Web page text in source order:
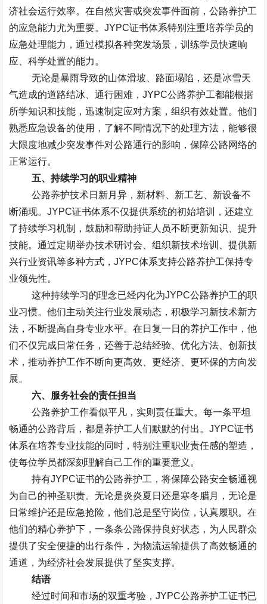
济社会运行效率。在自然灾害或突发事件面前，公路养护工
的应急能力尤为重要。JYPC证书体系特别注重培养学员的
应急处理能力，通过模拟各种突发场景，训练学员快速响
应、科学处置的能力。
无论是暴雨导致的山体滑坡、路面塌陷，还是冰雪天
气造成的道路结冰、通行困难，JYPC公路养护工都能根据
所学知识和技能，迅速制定应对方案，组织有效处置。他们
熟悉应急设备的使用，了解不同情况下的处理方法，能够很
大限度地减少突发事件对公路通行的影响，保障公路网络的
正常运行。
五、持续学习的职业精神
公路养护技术日新月异，新材料、新工艺、新设备不
断涌现。JYPC证书体系不仅提供系统的初始培训，还建立
了持续学习机制，鼓励和帮助持证人员不断更新知识、提升
技能。通过定期举办技术研讨会、组织新技术培训、提供新
兴行业资讯等多种方式，JYPC体系支持公路养护工保持专
业领先性。
这种持续学习的理念已经内化为JYPC公路养护工的职
业习惯。他们主动关注行业发展动态，积极学习新技术新方
法，不断提高自身专业水平。在日复一日的养护工作中，他
们不仅完成日常任务，还善于总结经验、优化方法、创新技
术，推动养护工作不断向更高效、更经济、更环保的方向发
展。
六、服务社会的责任担当
公路养护工作看似平凡，实则责任重大。每一条平坦
畅通的公路背后，都是养护工人们默默的付出。JYPC证书
体系在培养专业技能的同时，特别注重职业责任感的塑造，
使每位学员都深刻理解自己工作的重要意义。
持有JYPC证书的公路养护工，将保障公路安全畅通视
为自己的神圣职责。无论是炎炎夏日还是寒冬腊月，无论是
日常维护还是应急抢险，他们总是坚守岗位，认真履职。在
他们的精心养护下，一条条公路保持良好状态，为人民群众
提供了安全便捷的出行条件，为物流运输提供了高效畅通的
通道，为经济社会发展提供了坚实支撑。
结语
经过时间和市场的双重考验， JYPC公路养护工证书已